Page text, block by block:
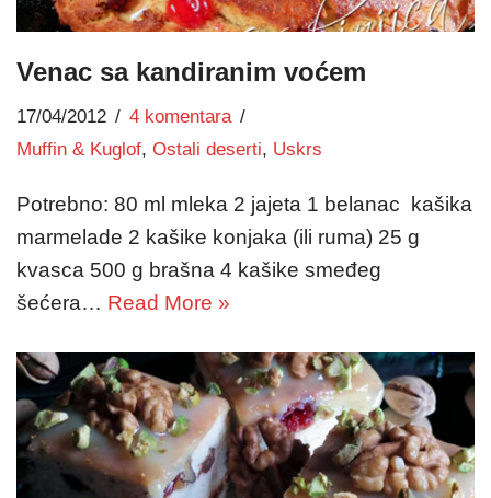
Venac sa kandiranim voćem
17/04/2012
4 komentara
Muffin & Kuglof, Ostali deserti, Uskrs
Potrebno: 80 ml mleka 2 jajeta 1 belanac kašika
marmelade 2 kašike konjaka (ili ruma) 25 g
kvasca 500 g brašna 4 kašike smeđeg
šećera… Read More »